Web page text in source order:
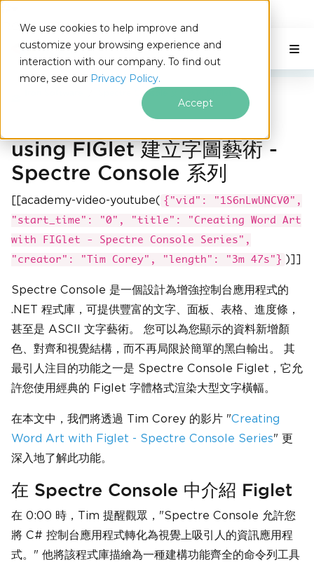
We use cookies to help improve and
customize your browsing experience and
interaction with our company. To find out
more, see our Privacy Policy.
Accept
IRONSOFTWARE
跳至頁尾內容
C# Application
本頁內容
Spectre Console 文字藝術 FIGlet
using FIGlet 建立字圖藝術 -
Spectre Console 系列
[[academy-video-youtube( {"vid": "1S6nLwUNCV0",
"start_time": "0", "title": "Creating Word Art
with FIGlet - Spectre Console Series",
"creator": "Tim Corey", "length": "3m 47s"} )]]
Spectre Console 是一個設計為增強控制台應用程式的
.NET 程式庫，可提供豐富的文字、面板、表格、進度條，
甚至是 ASCII 文字藝術。 您可以為您顯示的資料新增顏
色、對齊和視覺結構，而不再局限於簡單的黑白輸出。 其
最引人注目的功能之一是 Spectre Console Figlet，它允
許您使用經典的 Figlet 字體格式渲染大型文字橫幅。
在本文中，我們將透過 Tim Corey 的影片 "Creating
Word Art with Figlet - Spectre Console Series" 更
深入地了解此功能。
在 Spectre Console 中介紹 Figlet
在 0:00 時，Tim 提醒觀眾，"Spectre Console 允許您
將 C# 控制台應用程式轉化為視覺上吸引人的資訊應用程
式。" 他將該程式庫描繪為一種建構功能齊全的命令列工具